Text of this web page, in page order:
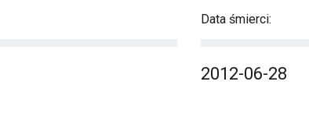
Data śmierci:
2012-06-28